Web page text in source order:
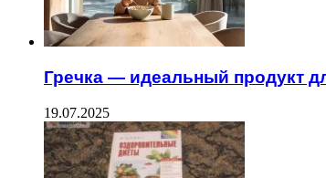
Гречка — идеальный продукт
19.07.2025